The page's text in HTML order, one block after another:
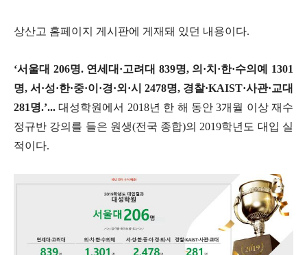
상산고 홈페이지 게시판에 게재돼 있던 내용이다.
‘서울대 206명. 연세대·고려대 839명, 의·치·한·수의예 1301
명, 서·성·한·중·이·경·외·시 2478명, 경찰·KAIST·사관·교대
281명.’... 대성학원에서 2018년 한 해 동안 3개월 이상 재수
정규반 강의를 들은 원생(전국 종합)의 2019학년도 대입 실
적이다.